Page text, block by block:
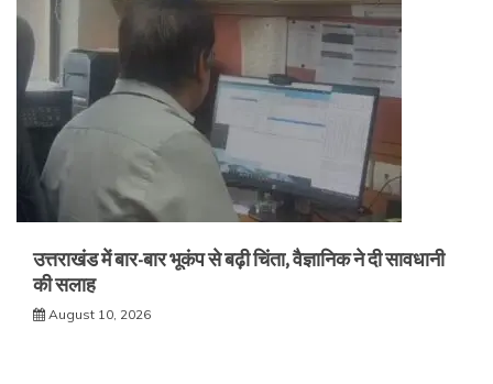
उत्तराखंड में बार-बार भूकंप से बढ़ी चिंता, वैज्ञानिक ने दी सावधानी
की सलाह
August 10, 2026